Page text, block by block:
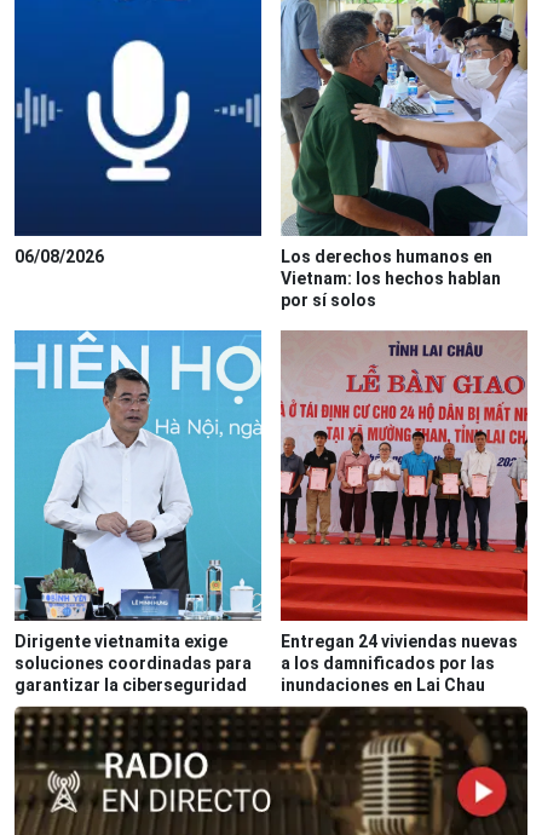
06/08/2026
Los derechos humanos en
Vietnam: los hechos hablan
por sí solos
Dirigente vietnamita exige
soluciones coordinadas para
garantizar la ciberseguridad
Entregan 24 viviendas nuevas
a los damnificados por las
inundaciones en Lai Chau